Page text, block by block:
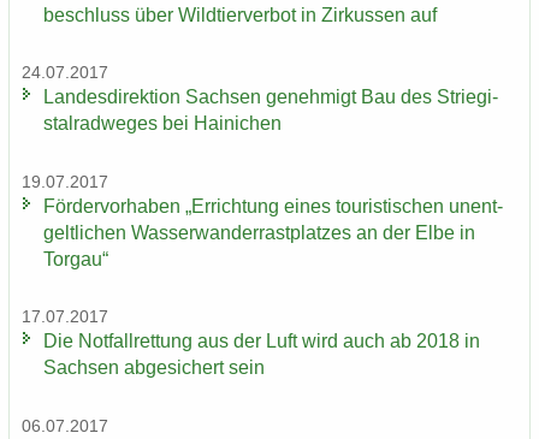
be­schluss über Wild­tier­ver­bot in Zir­kus­sen auf
24.07.2017
Lan­des­di­rek­ti­on Sach­sen ge­neh­migt Bau des Strie­gi­
st­al­rad­we­ges bei Hai­ni­chen
19.07.2017
För­der­vor­ha­ben „Er­rich­tung eines tou­ris­ti­schen un­ent­
gelt­li­chen Was­ser­wan­der­rast­plat­zes an der Elbe in
Tor­gau“
17.07.2017
Die Not­fall­ret­tung aus der Luft wird auch ab 2018 in
Sach­sen ab­ge­si­chert sein
06.07.2017